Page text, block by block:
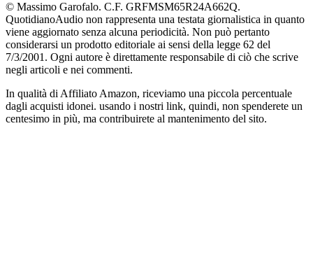
© Massimo Garofalo. C.F. GRFMSM65R24A662Q.
QuotidianoAudio non rappresenta una testata giornalistica in quanto
viene aggiornato senza alcuna periodicità. Non può pertanto
considerarsi un prodotto editoriale ai sensi della legge 62 del
7/3/2001. Ogni autore è direttamente responsabile di ciò che scrive
negli articoli e nei commenti.
In qualità di Affiliato Amazon, riceviamo una piccola percentuale
dagli acquisti idonei. usando i nostri link, quindi, non spenderete un
centesimo in più, ma contribuirete al mantenimento del sito.